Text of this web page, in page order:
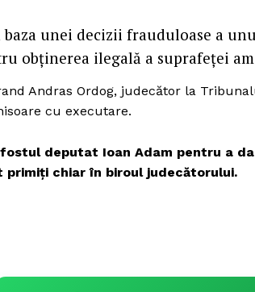
unei decizii frauduloase a
obţinerea ilegală a suprafeței
Andras Ordog, judecător la
cu executare.
deputat Ioan Adam pentru a
primiți chiar în biroul judecătorului.